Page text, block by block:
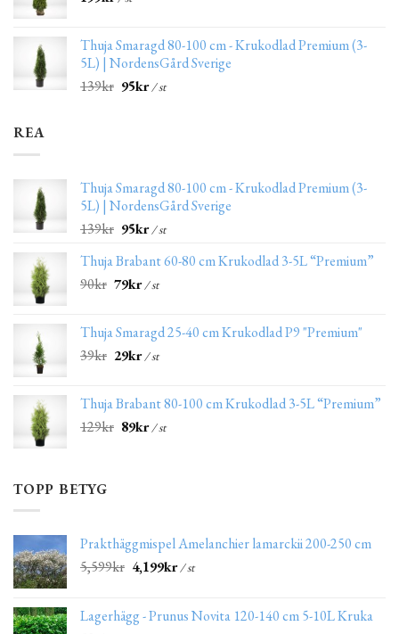
Thuja Smaragd 80-100 cm - Krukodlad Premium (3-
5L) | NordensGård Sverige
139kr 95kr/ st
REA
Thuja Smaragd 80-100 cm - Krukodlad Premium (3-
5L) | NordensGård Sverige
139kr 95kr/ st
Thuja Brabant 60-80 cm Krukodlad 3-5L “Premium”
90kr 79kr/ st
Thuja Smaragd 25-40 cm Krukodlad P9 "Premium"
39kr 29kr/ st
Thuja Brabant 80-100 cm Krukodlad 3-5L “Premium”
129kr 89kr/ st
TOPP BETYG
Prakthäggmispel Amelanchier lamarckii 200-250 cm
5,599kr 4,199kr/ st
Lagerhägg - Prunus Novita 120-140 cm 5-10L Kruka